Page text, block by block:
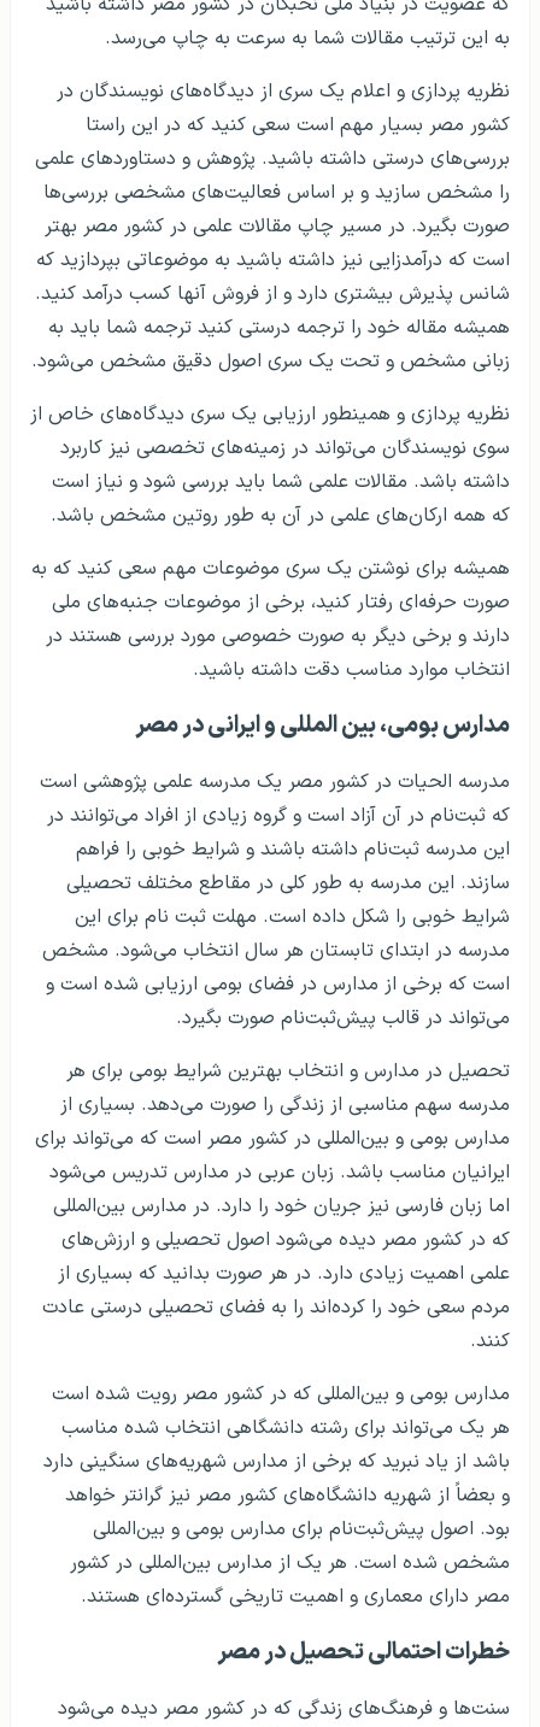
به این ترتیب مقالات شما به سرعت به چاپ می‌رسد.
نظریه پردازی و اعلام یک سری از دیدگاه‌های نویسندگان در
کشور مصر بسیار مهم است سعی کنید که در این راستا
بررسی‌های درستی داشته باشید. پژوهش و دستاوردهای علمی
را مشخص سازید و بر اساس فعالیت‌های مشخصی بررسی‌ها
صورت بگیرد. در مسیر چاپ مقالات علمی در کشور مصر بهتر
است که درآمدزایی نیز داشته باشید به موضوعاتی بپردازید که
شانس پذیرش بیشتری دارد و از فروش آنها کسب درآمد کنید.
همیشه مقاله خود را ترجمه درستی کنید ترجمه شما باید به
زبانی مشخص و تحت یک سری اصول دقیق مشخص می‌شود.
نظریه پردازی و همینطور ارزیابی یک سری دیدگاه‌های خاص از
سوی نویسندگان می‌تواند در زمینه‌های تخصصی نیز کاربرد
داشته باشد. مقالات علمی شما باید بررسی شود و نیاز است
که همه ارکان‌های علمی در آن به طور روتین مشخص باشد.
همیشه برای نوشتن یک سری موضوعات مهم سعی کنید که به
صورت حرفه‌ای رفتار کنید، برخی از موضوعات جنبه‌های ملی
دارند و برخی دیگر به صورت خصوصی مورد بررسی هستند در
انتخاب موارد مناسب دقت داشته باشید.
مدارس بومی، بین المللی و ایرانی در مصر
مدرسه الحیات در کشور مصر یک مدرسه علمی پژوهشی است
که ثبت‌نام در آن آزاد است و گروه زیادی از افراد می‌توانند در
این مدرسه ثبت‌نام داشته باشند و شرایط خوبی را فراهم
سازند. این مدرسه به طور کلی در مقاطع مختلف تحصیلی
شرایط خوبی را شکل داده است. مهلت ثبت نام برای این
مدرسه در ابتدای تابستان هر سال انتخاب می‌شود. مشخص
است که برخی از مدارس در فضای بومی ارزیابی شده است و
می‌تواند در قالب پیش‌ثبت‌نام صورت بگیرد.
تحصیل در مدارس و انتخاب بهترین شرایط بومی برای هر
مدرسه سهم مناسبی از زندگی را صورت می‌دهد. بسیاری از
مدارس بومی و بین‌المللی در کشور مصر است که می‌تواند برای
ایرانیان مناسب باشد. زبان عربی در مدارس تدریس می‌شود
اما زبان فارسی نیز جریان خود را دارد. در مدارس بین‌المللی
که در کشور مصر دیده می‌شود اصول تحصیلی و ارزش‌های
علمی اهمیت زیادی دارد. در هر صورت بدانید که بسیاری از
مردم سعی خود را کرده‌اند را به فضای تحصیلی درستی عادت
کنند.
مدارس بومی و بین‌المللی که در کشور مصر رویت شده است
هر یک می‌تواند برای رشته دانشگاهی انتخاب شده مناسب
باشد از یاد نبرید که برخی از مدارس شهریه‌های سنگینی دارد
و بعضاً از شهریه دانشگاه‌های کشور مصر نیز گرانتر خواهد
بود. اصول پیش‌ثبت‌نام برای مدارس بومی و بین‌المللی
مشخص شده است. هر یک از مدارس بین‌المللی در کشور
مصر دارای معماری و اهمیت تاریخی گسترده‌ای هستند.‌
خطرات احتمالی تحصیل در مصر
سنت‌ها و فرهنگ‌های زندگی که در کشور مصر دیده می‌شود